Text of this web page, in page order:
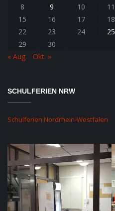
8
9 10 11
15
16 17 18
22
23 24 25
29
30
« Aug.
Okt. »
SCHULFERIEN NRW
Schulferien Nordrhein-Westfalen